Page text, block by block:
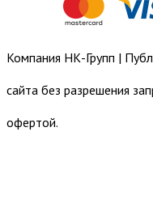
Компания НК-Групп |
сайта без разрешения
офертой.